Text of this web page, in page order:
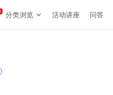
分类浏览 活动讲座 问答